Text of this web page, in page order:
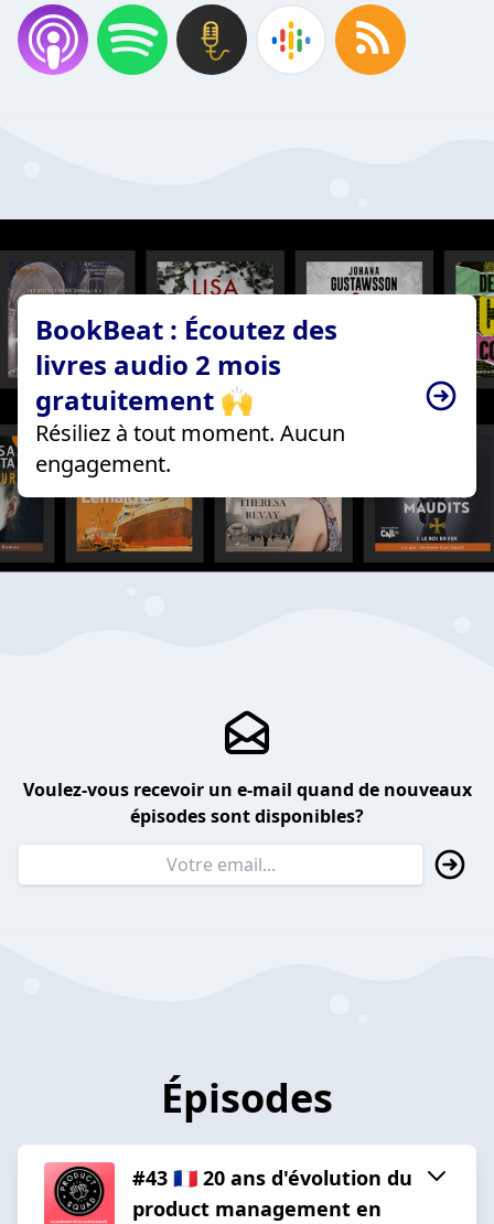
BookBeat : Écoutez des
livres audio 2 mois
gratuitement 🙌
Résiliez à tout moment. Aucun
engagement.
Voulez-vous recevoir un e-mail quand de nouveaux
épisodes sont disponibles?
Épisodes
#43 🇫🇷 20 ans d'évolution du
product management en